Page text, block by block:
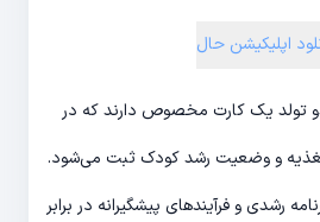
اپلیکیشن حال
تولد یک کارت مخصوص دارند که در
تغذیه و وضعیت رشد کودک ثبت می‌شود.
رشدی و فرآیندهای پیشگیرانه در برابر